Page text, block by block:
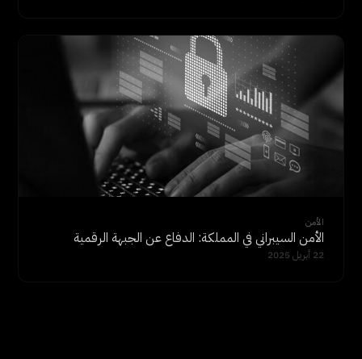
الأمن
الأمن السيبراني في المملكة: الدفاع عن الجبهة الرقمية
22 أبريل 2025